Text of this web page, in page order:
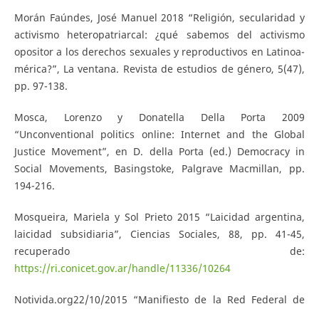
Morán Faúndes, José Manuel 2018 “Religión, secularidad y
activismo heteropatriarcal: ¿qué sabemos del activismo
opositor a los derechos sexuales y reproductivos en Latinoa-
mérica?”, La ventana. Revista de estudios de género, 5(47),
pp. 97-138.
Mosca, Lorenzo y Donatella Della Porta 2009
“Unconventional politics online: Internet and the Global
Justice Movement”, en D. della Porta (ed.) Democracy in
Social Movements, Basingstoke, Palgrave Macmillan, pp.
194-216.
Mosqueira, Mariela y Sol Prieto 2015 “Laicidad argentina,
laicidad subsidiaria”, Ciencias Sociales, 88, pp. 41-45,
recuperado de:
https://ri.conicet.gov.ar/handle/11336/10264
Notivida.org22/10/2015 “Manifiesto de la Red Federal de